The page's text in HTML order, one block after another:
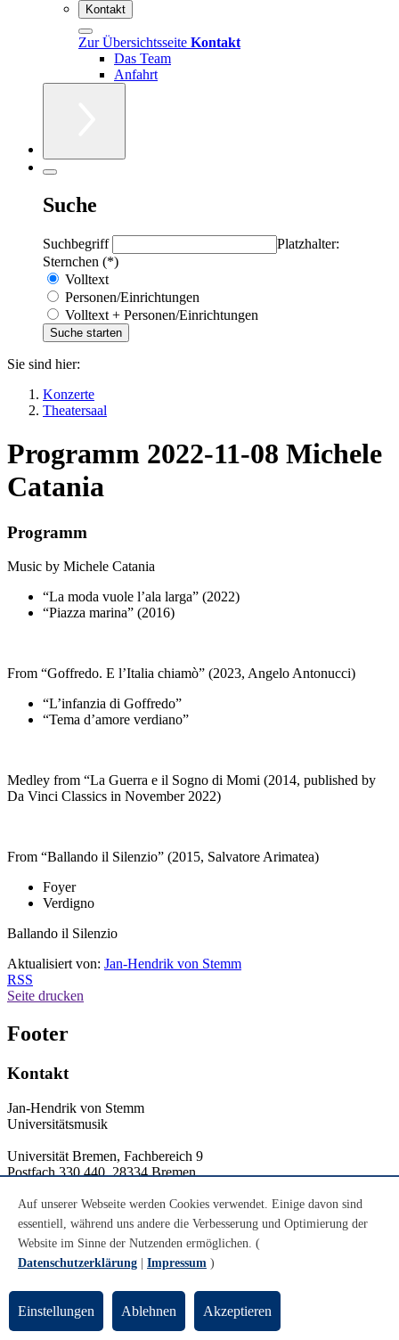
Kontakt
Zur Übersichtsseite Kontakt
Das Team
Anfahrt
Suche
Suchbegriff
Platzhalter:
Sternchen (*)
Volltext
Personen/Einrichtungen
Volltext + Personen/Einrichtungen
Sie sind hier:
Konzerte
Theatersaal
Programm 2022-11-08 Michele
Catania
Programm
Music by Michele Catania
“La moda vuole l’ala larga” (2022)
“Piazza marina” (2016)
From “Goffredo. E l’Italia chiamò” (2023, Angelo Antonucci)
“L’infanzia di Goffredo”
“Tema d’amore verdiano”
Medley from “La Guerra e il Sogno di Momi (2014, published by
Da Vinci Classics in November 2022)
From “Ballando il Silenzio” (2015, Salvatore Arimatea)
Foyer
Verdigno
Ballando il Silenzio
Aktualisiert von: Jan-Hendrik von Stemm
RSS
Seite drucken
Footer
Kontakt
Jan-Hendrik von Stemm
Universitätsmusik
Universität Bremen, Fachbereich 9
Postfach 330 440, 28334 Bremen
E-Mail:unimusikprotect me ?!uni-bremenprotect me ?!.de
Ansprechpersonen
Allgemeines
Impressum
Datenschutz
Notfall
Auf unserer Webseite werden Cookies verwendet. Einige davon sind
essentiell, während uns andere die Verbesserung und Optimierung der
Website im Sinne der Nutzenden ermöglichen. (
Datenschutzerklärung
Impressum )
Einstellungen Ablehnen Akzeptieren